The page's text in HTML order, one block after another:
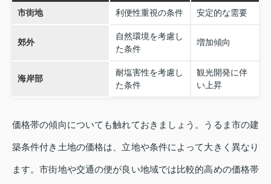
市街地 利便性重視の条件 安定的な需要
郊外
自然環境を考慮し
た条件
増加傾向
海岸部
耐塩害性を考慮し
た条件
観光開発に伴
い上昇
価格帯の傾向についても触れておきましょう。うるま市の建
築条件付き土地の価格は、立地や条件によって大きく異なり
ます。市街地や交通の便が良い地域では比較的高めの価格帯